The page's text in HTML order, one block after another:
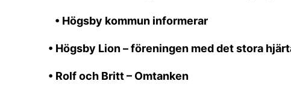
• Högsby kommun informerar
• Högsby Lion – föreningen med det stora
• Rolf och Britt – Omtanken